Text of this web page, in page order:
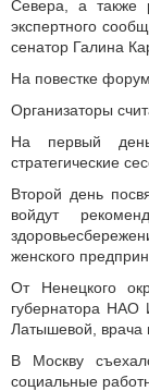
Севера, а также
экспертного
сенатор Галина
На повестке
Организаторы
На первый день
стратегические
Второй день
войдут
женского
От Ненецкого
губернатора НАО
Латышевой, врача
В Москву
социальные